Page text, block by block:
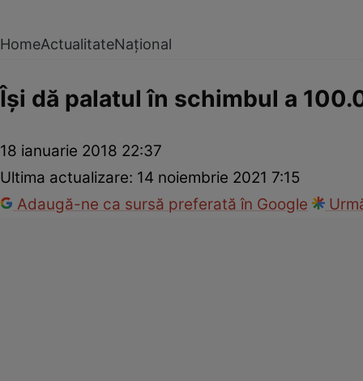
HomeActualitateNațional
Îşi dă palatul în schimbul a
18 ianuarie 2018 22:37
Ultima actualizare: 14 noiembrie 2021 7:15
Adaugă-ne ca sursă preferată în Google